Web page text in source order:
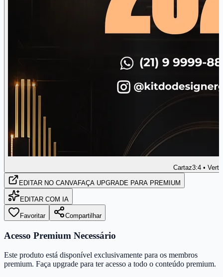
Cartaz3:4 •
EDITAR NO CANVAFAÇA UPGRADE PARA PREMIUM
EDITAR COM IA
Favoritar Compartilhar
Acesso Premium Necessário
Este produto está disponível exclusivamente para os membros
premium. Faça upgrade para ter acesso a todo o conteúdo premium.